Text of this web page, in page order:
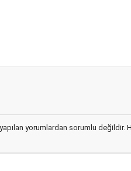
yorumlardan sorumlu değildir.